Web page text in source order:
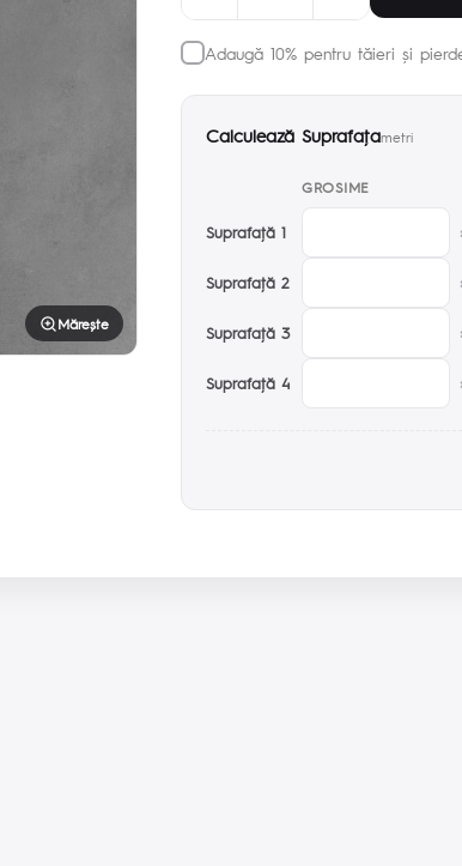
Mărește
Adaugă 10% pentru tăieri și
Calculează Suprafaţametri
GROSIME
Suprafaţă 1
Suprafaţă 2
Suprafaţă 3
Suprafaţă 4